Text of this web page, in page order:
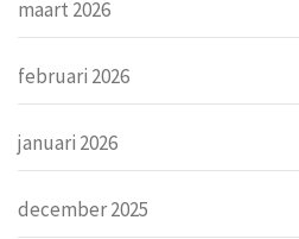
maart 2026
februari 2026
januari 2026
december 2025